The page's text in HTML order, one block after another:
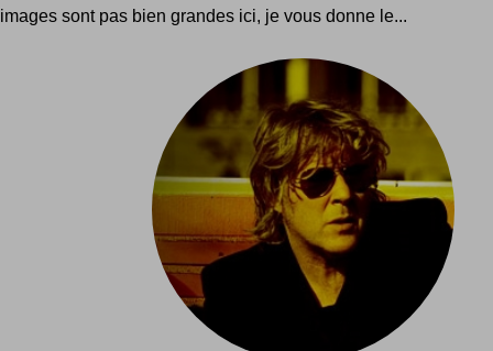
images sont pas bien grandes ici, je vous donne le...